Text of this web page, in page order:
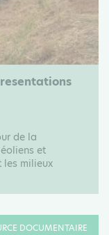
de la
et
milieux
DOCUMENTAIRE